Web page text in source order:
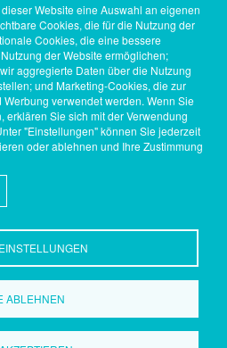
Website eine Auswahl an eigenen
Cookies, die für die Nutzung der
Cookies, die eine bessere
der Website ermöglichen;
aggregierte Daten über die Nutzung
und Marketing-Cookies, die zur
verwendet werden. Wenn Sie
erklären Sie sich mit der Verwendung
"Einstellungen" können Sie jederzeit
oder ablehnen und Ihre Zustimmung
ABLEHNEN